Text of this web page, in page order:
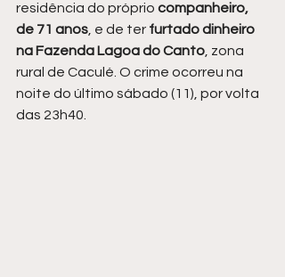
residência do próprio companheiro,
de 71 anos , e de ter furtado dinheiro
na Fazenda Lagoa do Canto , zona
rural de Caculé. O crime ocorreu na
noite do último sábado (11), por volta
das 23h40.